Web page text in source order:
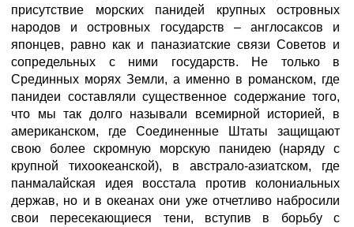
присутствие морских панидей крупных островных
народов и островных государств – англосаксов и
японцев, равно как и паназиатские связи Советов и
сопредельных с ними государств. Не только в
Срединных морях Земли, а именно в романском, где
панидеи составляли существенное содержание того,
что мы так долго называли всемирной историей, в
американском, где Соединенные Штаты защищают
свою более скромную морскую панидею (наряду с
крупной тихоокеанской), в австрало-азиатском, где
панмалайская идея восстала против колониальных
держав, но и в океанах они уже отчетливо набросили
свои пересекающиеся тени, вступив в борьбу с